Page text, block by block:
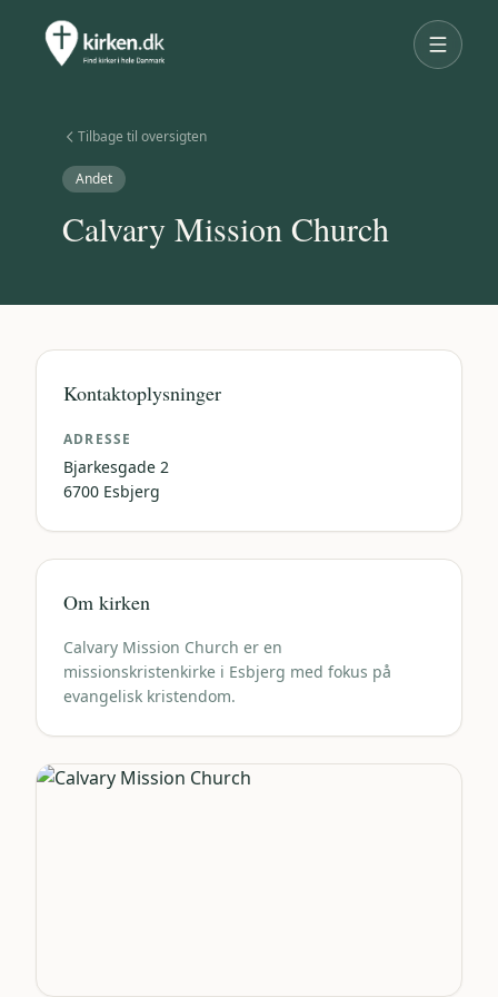
Tilbage til oversigten
Andet
Calvary Mission Church
Kontaktoplysninger
ADRESSE
Bjarkesgade 2
6700 Esbjerg
Om kirken
Calvary Mission Church er en
missionskristenkirke i Esbjerg med fokus på
evangelisk kristendom.